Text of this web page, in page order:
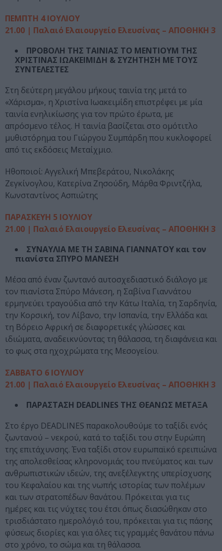
ΠΕΜΠΤΗ 4 ΙΟΥΛΙΟΥ
21.00 | Παλαιό Ελαιουργείο Ελευσίνας – ΑΠΟΘΗΚΗ 3
ΠΡΟΒΟΛΗ ΤΗΣ ΤΑΙΝΙΑΣ TO MENTIOYM ΤΗΣ
ΧΡΙΣΤΙΝΑΣ ΙΩΑΚΕΙΜΙΔΗ & ΣΥΖΗΤΗΣΗ ΜΕ ΤΟΥΣ
ΣΥΝΤΕΛΕΣΤΕΣ
Στη δεύτερη μεγάλου μήκους ταινία της μετά το
«Χάρισμα», η Χριστίνα Ιωακειμίδη επιστρέφει με μία
ταινία ενηλικίωσης για τον πρώτο έρωτα, με
απρόσμενο τέλος. Η ταινία βασίζεται στο ομότιτλο
μυθιστόρημα του Γιώργου Συμπάρδη που κυκλοφορεί
από τις εκδόσεις Μεταίχμιο.
Ηθοποιοί: Αγγελική Μπεβεράτου, Νικολάκης
Ζεγκίνογλου, Κατερίνα Ζησούδη, Μάρθα Φριντζήλα,
Κωνσταντίνος Ασπιώτης
ΠΑΡΑΣΚΕΥΗ 5 ΙΟΥΛΙΟΥ
21.00 | Παλαιό Ελαιουργείο Ελευσίνας – ΑΠΟΘΗΚΗ 3
ΣΥΝΑΥΛΙΑ ΜΕ ΤΗ ΣΑΒΙΝΑ ΓΙΑΝΝΑΤΟΥ και τον
πιανίστα ΣΠΥΡΟ ΜΑΝΕΣΗ
Μέσα από έναν ζωντανό αυτοσχεδιαστικό διάλογο με
τον πιανίστα Σπύρο Μάνεση, η Σαβίνα Γιαννάτου
ερμηνεύει τραγούδια από την Κάτω Ιταλία, τη Σαρδηνία,
την Κορσική, τον Λίβανο, την Ισπανία, την Ελλάδα και
τη Βόρειο Αφρική σε διαφορετικές γλώσσες και
ιδιώματα, αναδεικνύοντας τη θάλασσα, τη διαφάνεια και
το φως στα ηχοχρώματα της Μεσογείου.
ΣΑΒΒΑΤΟ 6 ΙΟΥΛΙΟΥ
21.00 | Παλαιό Ελαιουργείο Ελευσίνας – ΑΠΟΘΗΚΗ 3
ΠΑΡΑΣΤΑΣΗ DEADLINES ΤΗΣ ΘΕΑΝΩΣ ΜΕΤΑΞΑ
Στο έργο DEADLINES παρακολουθούμε το ταξίδι ενός
ζωντανού – νεκρού, κατά το ταξίδι του στην Ευρώπη
της επιτάχυνσης. Ένα ταξίδι στον ευρωπαϊκό ερειπιώνα
της απολεσθείσας κληρονομιάς του πνεύματος και των
ανθρωπιστικών ιδεών, της ανεξέλεγκτης υπερίσχυσης
του Κεφαλαίου και της νωπής ιστορίας των πολέμων
και των στρατοπέδων θανάτου. Πρόκειται για τις
ημέρες και τις νύχτες του έτσι όπως διασώθηκαν στο
τρισδιάστατο ημερολόγιό του, πρόκειται για τις πάσης
φύσεως διορίες και για όλες τις γραμμές θανάτου πάνω
στο χρόνο, το σώμα και τη θάλασσα.